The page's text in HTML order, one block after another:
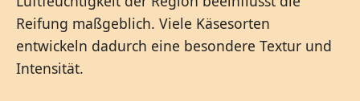
Reifung maßgeblich. Viele Käsesorten
entwickeln dadurch eine besondere Textur und
Intensität.